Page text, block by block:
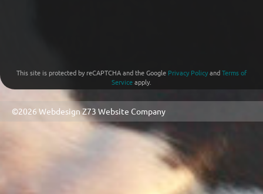
©2026 WebdesignZ73 Website Company
This site is protected by reCAPTCHA and the Google Privacy PolicyandTerms of
Serviceapply.